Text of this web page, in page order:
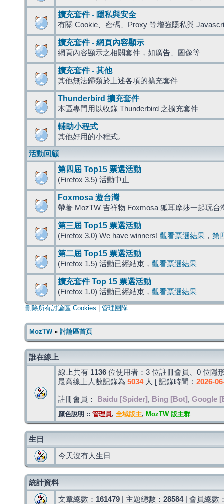
擴充套件 - 隱私與安全
有關 Cookie、密碼、Proxy 等增強隱私與
擴充套件 - 網頁內容顯示
網頁內容顯示之相關套件，如廣告、圖像等
擴充套件 - 其他
其他無法歸類於上述各項的擴充套件
Thunderbird 擴充套件
本區專門用以收錄 Thunderbird 之擴充套件
輔助小程式
其他好用的小程式。
活動回顧
第四屆 Top15 票選活動
(Firefox 3.5) 活動中止
Foxmosa 遊台灣
帶著 MozTW 吉祥物 Foxmosa 狐耳摩莎一起玩台
第三屆 Top15 票選活動
(Firefox 3.0) We have winners! 觀看票選結果 ， 第
第二屆 Top15 票選活動
(Firefox 1.5) 活動已經結束， 觀看票選結果
擴充套件 Top 15 票選活動
(Firefox 1.0) 活動已經結束， 觀看票選結果
刪除所有討論區 Cookies 管理團隊
MozTW» 討論區首頁
誰在線上
線上共有 1136 位使用者：3 位註冊會員、0 位隱
最高線上人數記錄為 5034人 [ 記錄時間： 2026-
註冊會員： Baidu [Spider] , Bing [Bot] , Google
顏色說明 :: 管理員, 全域版主, MozTW 版主群
生日
今天沒有人生日
統計資料
文章總數： 161479 | 主題總數： 28584| 會員總數